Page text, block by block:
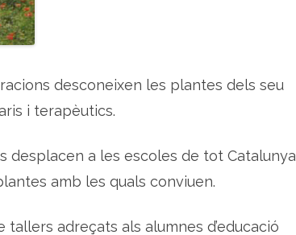
o
a
e
F
l
s
desconeixen les plantes dels seu
i terapèutics.
desplacen a les escoles de tot Catalunya
amb les quals conviuen.
tallers adreçats als alumnes d’educació